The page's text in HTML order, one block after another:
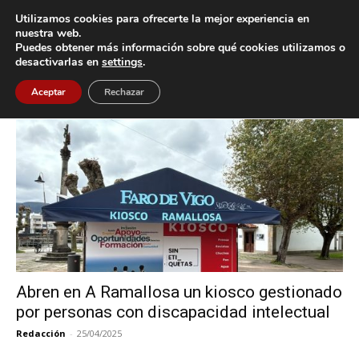
Inicio Etiquetas Kiosco
Etiqueta: Kiosco
Abren en A Ramallosa un kiosco gestionado
por personas con discapacidad intelectual
Redacción - 25/04/2025
Utilizamos cookies para ofrecerte la mejor experiencia en
nuestra web.
Puedes obtener más información sobre qué cookies utilizamos o
desactivarlas en settings.
Aceptar Rechazar